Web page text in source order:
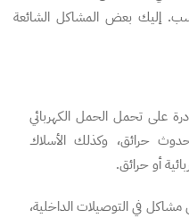
إليك بعض المشاكل الشائعة
على تحمل الحمل الكهربائي
حرائق، وكذلك الأسلاك
أو حرائق.
مشاكل في التوصيلات الداخلية،